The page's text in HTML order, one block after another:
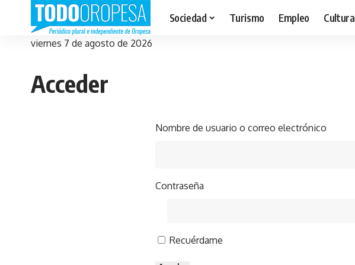
Sociedad Turismo Empleo Cultura
viernes 7 de agosto de 2026
Acceder
Nombre de usuario o correo electrónico
Contraseña
Recuérdame